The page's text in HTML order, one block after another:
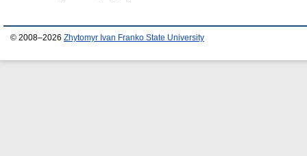
© 2008–2026 Zhytomyr Ivan Franko State University